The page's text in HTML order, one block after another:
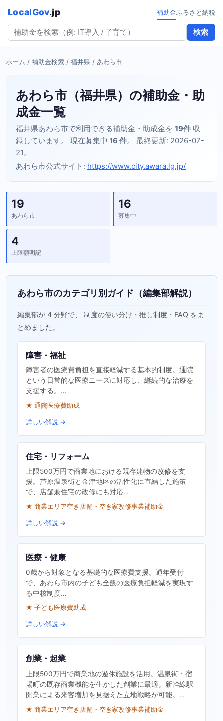
LocalGov.jp
検索
補助金ふるさと納税
ホーム / 補助金検索 / 福井県 / あわら市
あわら市（福井県）の補助金・助
成金一覧
福井県あわら市で利用できる補助金・助成金を 19件 収
録しています。 現在募集中 16 件。 最終更新: 2026-07-
21。
あわら市公式サイト: https://www.city.awara.lg.jp/
19
あわら市
16
募集中
4
上限額明記
あわら市のカテゴリ別ガイド（編集部解説）
編集部が 4 分野で、 制度の使い分け・推し制度・FAQ をま
とめました。
障害・福祉
障害者の医療費負担を直接軽減する基本的制度。通院
という日常的な医療ニーズに対応し、継続的な治療を
支援する。…
★ 通院医療費助成
詳しい解説 →
住宅・リフォーム
上限500万円で商業地における既存建物の改修を支
援。芦原温泉街と金津地区の活性化に直結した施策
で、店舗兼住宅の改修にも対応…
★ 商業エリア空き店舗・空き家改修事業補助金
詳しい解説 →
医療・健康
0歳から対象となる基礎的な医療費支援。通年受付
で、あわら市内の子ども全般の医療負担軽減を実現す
る中核制度…
★ 子ども医療費助成
詳しい解説 →
創業・起業
上限500万円で商業地の遊休施設を活用。温泉街・宿
場町の既存商業機能を生かした創業に最適。新幹線駅
開業による来客増加を見据えた立地戦略が可能。…
★ 商業エリア空き店舗・空き家改修事業補助金